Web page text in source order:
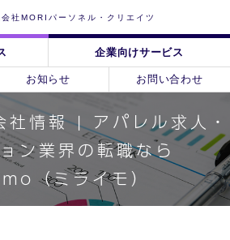
会社MORIパーソネル・クリエイツ
企業向けサービス
お知らせ お問い合わせ
情報 | アパレル求人・
ン業界の転職なら
（ミライモ）